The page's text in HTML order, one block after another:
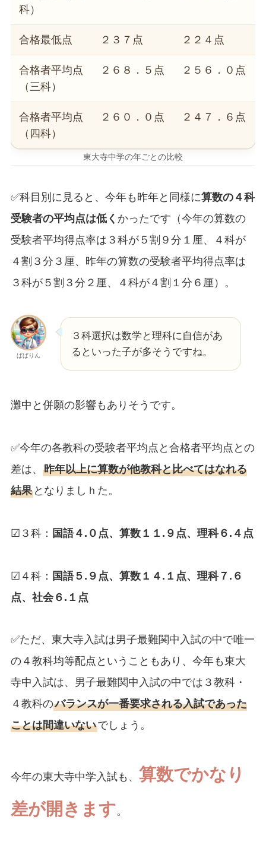
科）
合格最低点 ２３７点 ２２４点
合格者平均点
（三科）
２６８．５点 ２５６．０点
合格者平均点
（四科）
２６０．０点 ２４７．６点
東大寺中学の年ごとの比較
✅科目別に見ると、今年も昨年と同様に算数の４科
受験者の平均点は低く かったです（今年の算数の
受験者平均得点率は３科が５割９分１厘、４科が
４割３分３厘、昨年の算数の受験者平均得点率は
３科が５割３分２厘、４科が４割１分６厘）。
ぱぱりん
３科選択は数学と理科に自信があ
るといった子が多そうですね。
灘中と併願の影響もありそうです。
✅今年の各教科の受験者平均点と合格者平均点との
差は、 昨年以上に算数が他教科と比べてはなれる
結果となりましｈた。
☑３科： 国語４.０点、算数１１.９点、理科６.４点
☑４科： 国語５.９点、算数１４.１点、理科７.６
点、社会６.１点
✅ただ、東大寺入試は男子最難関中入試の中で唯一
の４教科均等配点ということもあり、今年も東大
寺中入試は、男子最難関中入試の中では３教科・
４教科のバランスが一番要求される入試であった
ことは間違いないでしょう。
今年の東大寺中学入試も、 算数でかなり
差が開 きます。